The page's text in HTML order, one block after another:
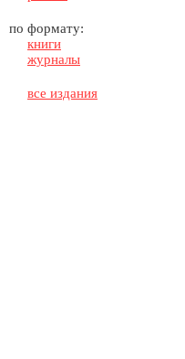
по формату:
книги
журналы
все издания